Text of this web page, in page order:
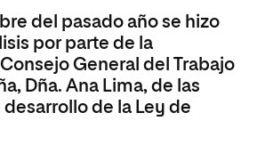
del pasado año se hizo
por parte de la
General del Trabajo
Dña. Ana Lima, de las
de la Ley de